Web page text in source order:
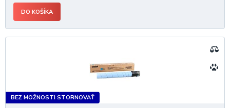
DO KOŠÍKA
BEZ MOŽNOSTI STORNOVAŤ